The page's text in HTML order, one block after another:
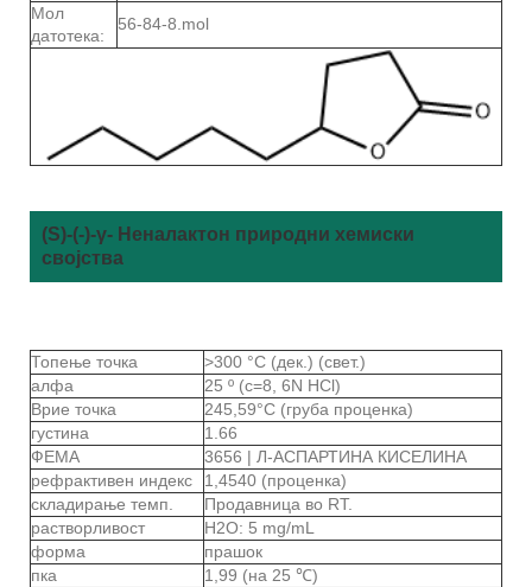
Мол
датотека:
56-84-8.mol
(S)-(-)-γ- Неналактон природни хемиски
својства
Топење точка
>300 °C (дек.) (свет.)
алфа
25 º (c=8, 6N HCl)
Врие точка
245,59°C (груба проценка)
густина
1.66
ФЕМА
3656 | Л-АСПАРТИНА КИСЕЛИНА
рефрактивен индекс
1,4540 (проценка)
складирање темп.
Продавница во RT.
растворливост
H2O: 5 mg/mL
форма
прашок
пка
1,99 (на 25 ℃)